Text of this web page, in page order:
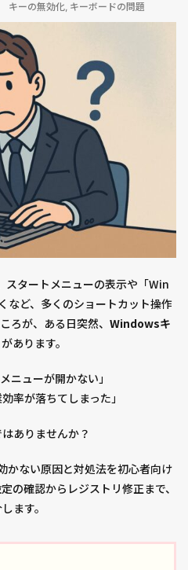
キーの無効化, キーボードの問題
タートメニューの表示や「Win
など、多くのショートカット操作
ろが、ある日突然、 Windowsキ
あります。
ニューが開かない」
率が落ちてしまった」
ありませんか？
ない原因と対処法を初心者向け
の確認からレジストリ修正まで、
ます。